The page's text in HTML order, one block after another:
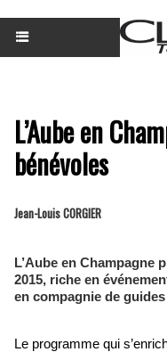
L’Aube en
bénévoles
Jean-Louis CORGIER
L’Aube en Champagne
2015, riche en
en compagnie de
Le programme qui s’enrichit chaque année pour le plus grand